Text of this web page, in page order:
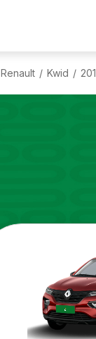
Renault / Kwid /